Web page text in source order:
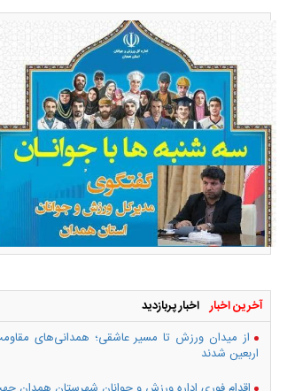
آخرین اخبار اخبار پربازدید
از میدان ورزش تا مسیر عاشقی؛ همدانی‌های
اربعین شدند